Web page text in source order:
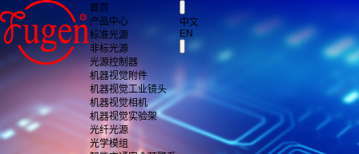
首页
产品中心
标准光源
非标光源
光源控制器
机器视觉附件
机器视觉工业镜头
机器视觉相机
机器视觉实验架
光纤光源
光学模组
中文
EN